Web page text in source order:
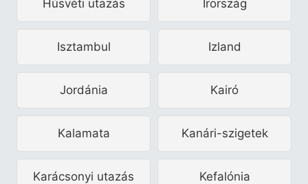
Húsvéti utazás Írország
Isztambul Izland
Jordánia Kairó
Kalamata Kanári-szigetek
Karácsonyi utazás Kefalónia